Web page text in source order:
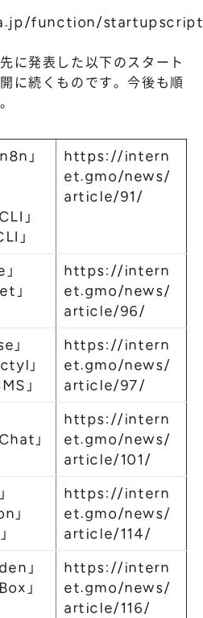
function/
に発表した以下のスタート
に続くものです。今後も順
」
」
」
https://intern
et.gmo/news/
article/91/
」
https://intern
et.gmo/news/
article/96/
」
」
」
https://intern
et.gmo/news/
article/97/
」
https://intern
et.gmo/news/
article/101/
」
https://intern
et.gmo/news/
article/114/
」
」
https://intern
et.gmo/news/
article/116/